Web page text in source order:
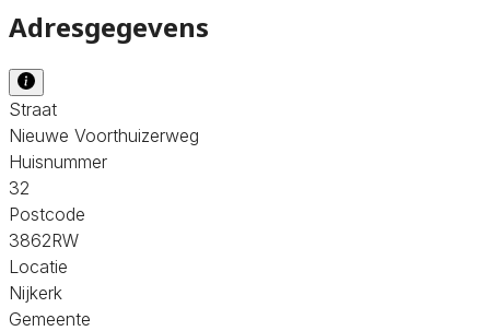
Adresgegevens
Straat
Nieuwe Voorthuizerweg
Huisnummer
32
Postcode
3862RW
Locatie
Nijkerk
Gemeente